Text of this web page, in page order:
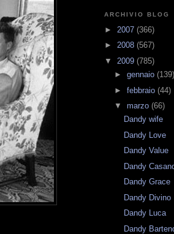
ARCHIVIO BLOG
► 2007 (366)
► 2008 (567)
▼ 2009 (785)
► gennaio (139)
► febbraio (44)
▼ marzo (66)
Dandy wife
Dandy Love
Dandy Value
Dandy
Dandy Grace
Dandy Divino
Dandy Luca
Dandy